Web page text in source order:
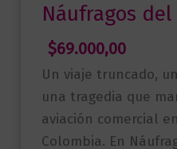
Náufragos del
$69.000,00
Un viaje truncado,
una tragedia que
aviación comercial
Colombia. En